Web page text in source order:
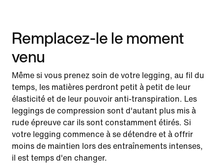
Remplacez-le le moment
venu
Même si vous prenez soin de votre legging, au fil du
temps, les matières perdront petit à petit de leur
élasticité et de leur pouvoir anti-transpiration. Les
leggings de compression sont d'autant plus mis à
rude épreuve car ils sont constamment étirés. Si
votre legging commence à se détendre et à offrir
moins de maintien lors des entraînements intenses,
il est temps d'en changer.